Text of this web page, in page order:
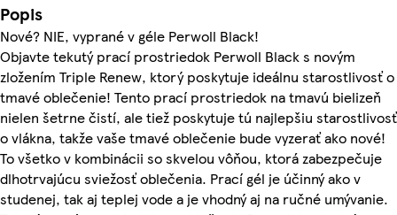
Popis
Nové? NIE, vyprané v géle Perwoll Black!
Objavte tekutý prací prostriedok Perwoll Black s novým
zložením Triple Renew, ktorý poskytuje ideálnu starostlivosť o
tmavé oblečenie! Tento prací prostriedok na tmavú bielizeň
nielen šetrne čistí, ale tiež poskytuje tú najlepšiu starostlivosť
o vlákna, takže vaše tmavé oblečenie bude vyzerať ako nové!
To všetko v kombinácii so skvelou vôňou, ktorá zabezpečuje
dlhotrvajúcu sviežosť oblečenia. Prací gél je účinný ako v
studenej, tak aj teplej vode a je vhodný aj na ručné umývanie.